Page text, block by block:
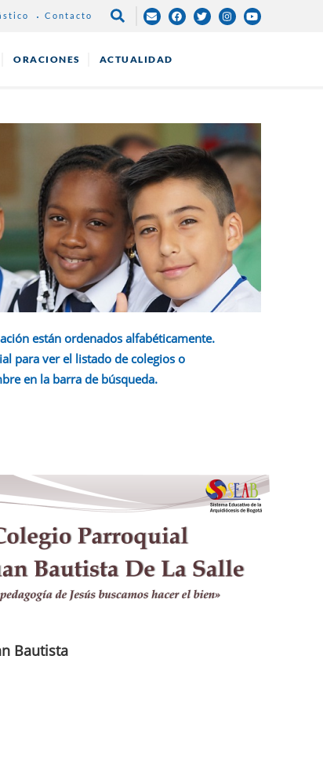
Contacto
ORACIONES ACTUALIDAD
están ordenados alfabéticamente.
para ver el listado de colegios o
en la barra de búsqueda.
Bautista